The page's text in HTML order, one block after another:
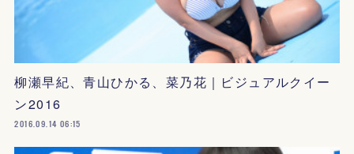
柳瀬早紀、青山ひかる、菜乃花｜ビジュアルクイー
ン2016
2016.09.14 06:15